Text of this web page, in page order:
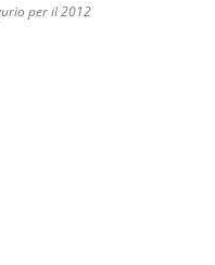
per il 2012